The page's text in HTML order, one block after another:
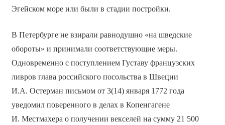
Эгейском море или были в стадии постройки.
В Петербурге не взирали равнодушно «на шведские
обороты» и принимали соответствующие меры.
Одновременно с поступлением Густаву французских
ливров глава российского посольства в Швеции
И.А. Остерман письмом от 3(14) января 1772 года
уведомил поверенного в делах в Копенгагене
И. Местмахера о получении векселей на сумму 21 500